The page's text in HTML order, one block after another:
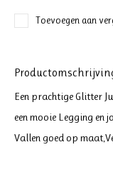
Toevoegen aan
Een prachtige Glitter
een mooie Legging en
Vallen goed op